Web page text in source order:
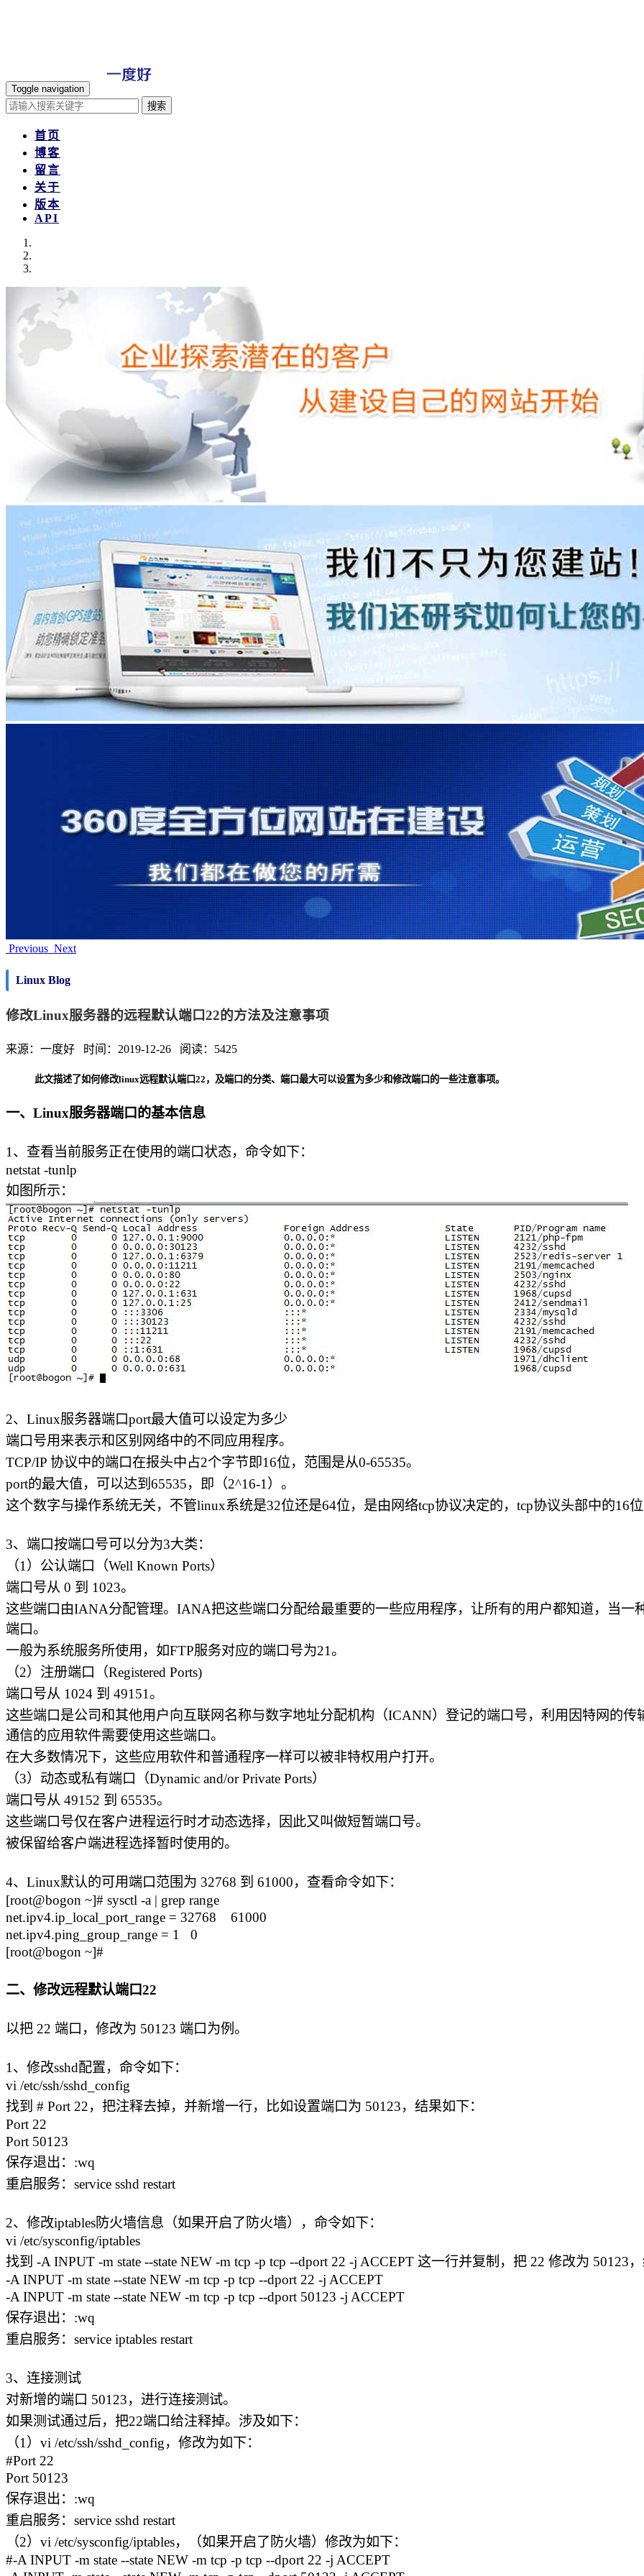
Toggle navigation
搜索
首页
博客
留言
关于
版本
API
Previous Next
Linux Blog
修改Linux服务器的远程默认端口22的方法及注意事项
来源：一度好 时间：2019-12-26 阅读：5425
此文描述了如何修改linux远程默认端口22，及端口的分类、端口最大可以设置为多少和修改端口的一些注意事项。
一、Linux服务器端口的基本信息
1、查看当前服务正在使用的端口状态，命令如下：
netstat -tunlp
如图所示：
2、Linux服务器端口port最大值可以设定为多少
端口号用来表示和区别网络中的不同应用程序。
TCP/IP 协议中的端口在报头中占2个字节即16位，范围是从0-65535。
port的最大值，可以达到65535，即（2^16-1）。
这个数字与操作系统无关，不管linux系统是32位还是64位，是由网络tcp协议决定的，tcp协议头部中的16
3、端口按端口号可以分为3大类：
（1）公认端口（Well Known Ports）
端口号从 0 到 1023。
这些端口由IANA分配管理。IANA把这些端口分配给最重要的一些应用程序，让所有的用户都知道，当
端口。
一般为系统服务所使用，如FTP服务对应的端口号为21。
（2）注册端口（Registered Ports)
端口号从 1024 到 49151。
这些端口是公司和其他用户向互联网名称与数字地址分配机构（ICANN）登记的端口号，利用因特网的
通信的应用软件需要使用这些端口。
在大多数情况下，这些应用软件和普通程序一样可以被非特权用户打开。
（3）动态或私有端口（Dynamic and/or Private Ports）
端口号从 49152 到 65535。
这些端口号仅在客户进程运行时才动态选择，因此又叫做短暂端口号。
被保留给客户端进程选择暂时使用的。
4、Linux默认的可用端口范围为 32768 到 61000，查看命令如下：
[root@bogon ~]# sysctl -a | grep range
net.ipv4.ip_local_port_range = 32768 61000
net.ipv4.ping_group_range = 1 0
[root@bogon ~]#
二、修改远程默认端口22
以把 22 端口，修改为 50123 端口为例。
1、修改sshd配置，命令如下：
vi /etc/ssh/sshd_config
找到 # Port 22，把注释去掉，并新增一行，比如设置端口为 50123，结果如下：
Port 22
Port 50123
保存退出：:wq
重启服务：service sshd restart
2、修改iptables防火墙信息（如果开启了防火墙），命令如下：
vi /etc/sysconfig/iptables
找到 -A INPUT -m state --state NEW -m tcp -p tcp --dport 22 -j ACCEPT 这一行并复制，把 22 修改为 50123
-A INPUT -m state --state NEW -m tcp -p tcp --dport 22 -j ACCEPT
-A INPUT -m state --state NEW -m tcp -p tcp --dport 50123 -j ACCEPT
保存退出：:wq
重启服务：service iptables restart
3、连接测试
对新增的端口 50123，进行连接测试。
如果测试通过后，把22端口给注释掉。涉及如下：
（1）vi /etc/ssh/sshd_config，修改为如下：
#Port 22
Port 50123
保存退出：:wq
重启服务：service sshd restart
（2）vi /etc/sysconfig/iptables，（如果开启了防火墙）修改为如下：
#-A INPUT -m state --state NEW -m tcp -p tcp --dport 22 -j ACCEPT